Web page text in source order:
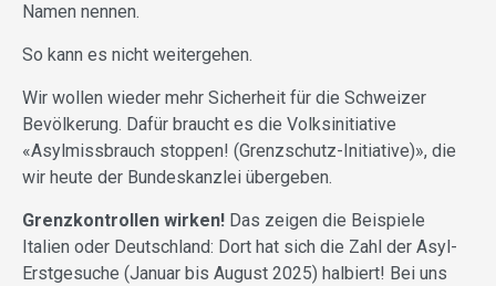
Namen nennen.
So kann es nicht weitergehen.
Wir wollen wieder mehr Sicherheit für die Schweizer
Bevölkerung. Dafür braucht es die Volksinitiative
«Asylmissbrauch stoppen! (Grenzschutz-Initiative)», die
wir heute der Bundeskanzlei übergeben.
Grenzkontrollen wirken! Das zeigen die Beispiele
Italien oder Deutschland: Dort hat sich die Zahl der Asyl-
Erstgesuche (Januar bis August 2025) halbiert! Bei uns